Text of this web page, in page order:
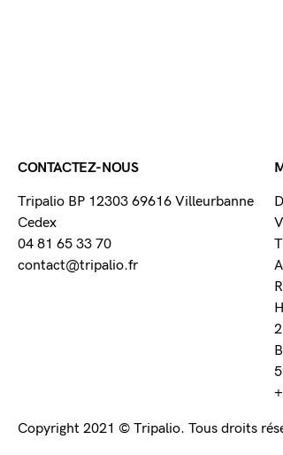
CONTACTEZ-NOUS
Tripalio BP 12303 69616 Villeurbanne
Cedex
04 81 65 33 70
contact@tripalio.fr
Copyright 2021 © Tripalio. Tous droits